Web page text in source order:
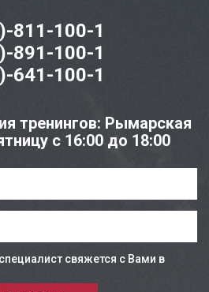
811-100-1
891-100-1
641-100-1
тренингов: Рымарская
с 16:00 до 18:00
свяжется с Вами в